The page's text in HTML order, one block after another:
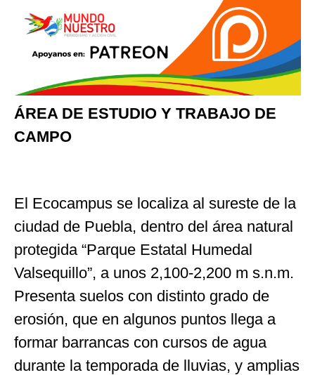
ÁREA DE ESTUDIO Y TRABAJO DE
CAMPO
El Ecocampus se localiza al sureste de la
ciudad de Puebla, dentro del área natural
protegida “Parque Estatal Humedal
Valsequillo”, a unos 2,100-2,200 m s.n.m.
Presenta suelos con distinto grado de
erosión, que en algunos puntos llega a
formar barrancas con cursos de agua
durante la temporada de lluvias, y amplias